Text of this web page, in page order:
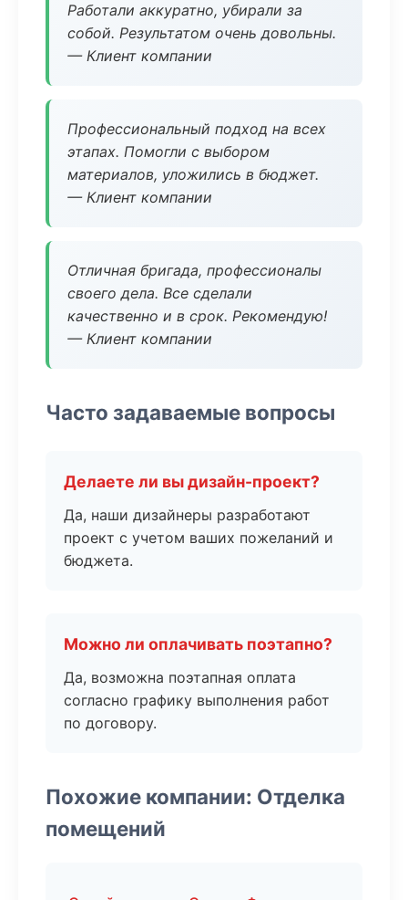
Работали аккуратно, убирали за
собой. Результатом очень довольны.
— Клиент компании
Профессиональный подход на всех
этапах. Помогли с выбором
материалов, уложились в бюджет.
— Клиент компании
Отличная бригада, профессионалы
своего дела. Все сделали
качественно и в срок. Рекомендую!
— Клиент компании
Часто задаваемые вопросы
Делаете ли вы дизайн-проект?
Да, наши дизайнеры разработают
проект с учетом ваших пожеланий и
бюджета.
Можно ли оплачивать поэтапно?
Да, возможна поэтапная оплата
согласно графику выполнения работ
по договору.
Похожие компании: Отделка
помещений